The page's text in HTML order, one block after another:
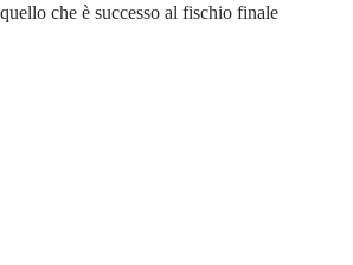
che è successo al fischio finale